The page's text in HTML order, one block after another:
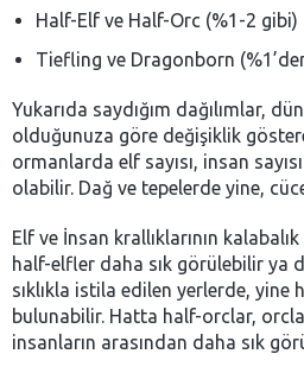
Half-Elf ve Half-Orc (%1-2 gibi)
Tiefling ve Dragonborn
Yukarıda saydığım dağılımlar,
olduğunuza göre değişiklik
ormanlarda elf sayısı, insan
olabilir. Dağ ve tepelerde yine,
Elf ve İnsan krallıklarının
half-elfler daha sık görülebilir ya
sıklıkla istila edilen yerlerde,
bulunabilir. Hatta half-orclar,
insanların arasından daha sık